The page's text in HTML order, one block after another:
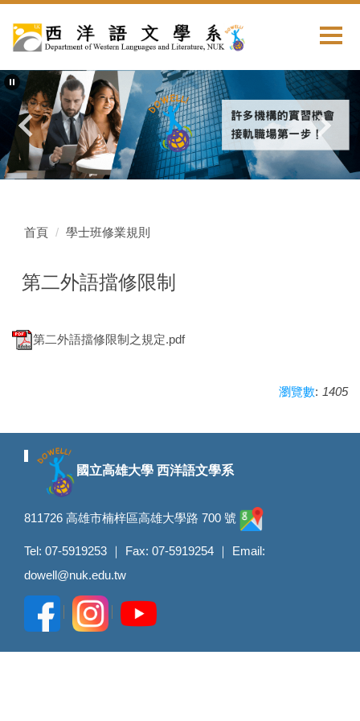
首頁 學士班修業規則
第二外語擋修限制
第二外語擋修限制之規定.pdf
瀏覽數: 1405
國立高雄大學 西洋語文學系
811726 高雄市楠梓區高雄大學路 700 號
Tel: 07-5919253 ｜ Fax: 07-5919254 ｜ Email:
dowell@nuk.edu.tw